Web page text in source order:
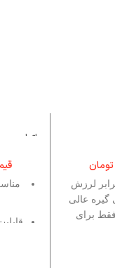
تومان
لرزش
گیره عالی
برای
اتمام م